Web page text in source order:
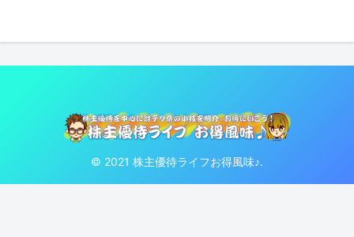
© 2021 株主優待ライフお得風味♪.